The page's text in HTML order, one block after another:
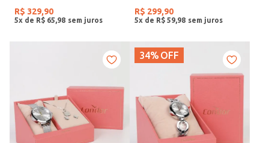
R$ 329,90
5x de R$ 65 98
R$ 299,90
5x de R$ 59 98
34% OFF